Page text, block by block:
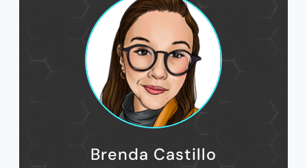
Brenda Castillo